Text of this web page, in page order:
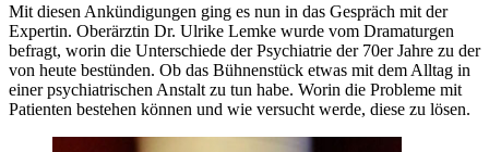
Mit diesen Ankündigungen ging es nun in das Gespräch mit der
Expertin. Oberärztin Dr. Ulrike Lemke wurde vom Dramaturgen
befragt, worin die Unterschiede der Psychiatrie der 70er Jahre zu der
von heute bestünden. Ob das Bühnenstück etwas mit dem Alltag in
einer psychiatrischen Anstalt zu tun habe. Worin die Probleme mit
Patienten bestehen können und wie versucht werde, diese zu lösen.